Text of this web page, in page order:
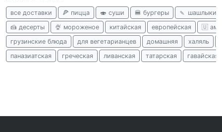
все доставки 🍕 пицца 🍣 суши 🍔 бургеры
🍡 шашлыки
🍰 десерты
🍨 мороженое китайская европейская
🇺
грузинские блюда
для вегетарианцев домашняя халяль
паназиатская
греческая ливанская татарская гавайская